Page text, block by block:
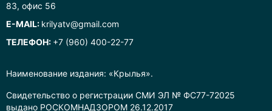
Наименование издания: «Крылья».
Свидетельство о регистрации СМИ ЭЛ № ФС77-72025
выдано РОСКОМНАДЗОРОМ 26.12.2017
83, офис 56
E-MAIL: krilyatv@gmail.com
ТЕЛЕФОН: +7 (960) 400-22-77